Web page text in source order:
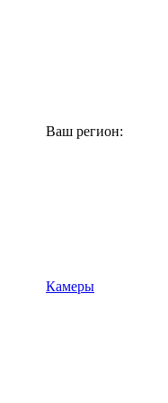
Ваш регион:
Камеры